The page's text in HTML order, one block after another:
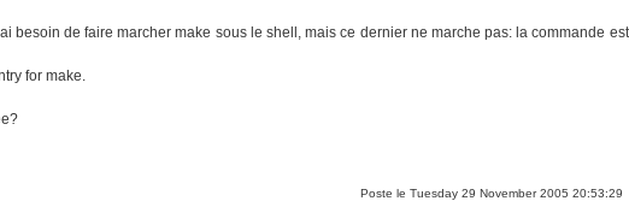
besoin de faire marcher make sous le shell, mais ce dernier ne marche pas: la commande est
for make.
Poste le Tuesday 29 November 2005 20:53:29